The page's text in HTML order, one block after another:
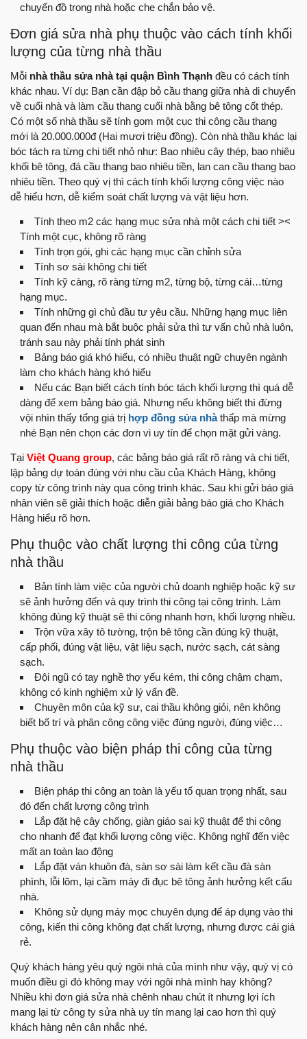
chuyển đồ trong nhà hoặc che chắn bảo vệ.
Đơn giá sửa nhà phụ thuộc vào cách tính khối
lượng của từng nhà thầu
Mỗi nhà thầu sửa nhà tại quận Bình Thạnh đều có cách tính
khác nhau. Ví dụ: Bạn cần đập bỏ cầu thang giữa nhà di chuyển
về cuối nhà và làm cầu thang cuối nhà bằng bê tông cốt thép.
Có một số nhà thầu sẽ tính gom một cục thi công cầu thang
mới là 20.000.000đ (Hai mươi triệu đồng). Còn nhà thầu khác lại
bóc tách ra từng chi tiết nhỏ như: Bao nhiêu cây thép, bao nhiêu
khối bê tông, đá cầu thang bao nhiêu tiền, lan can cầu thang bao
nhiêu tiền. Theo quý vị thì cách tính khối lượng công việc nào
dễ hiểu hơn, dễ kiểm soát chất lượng và vật liệu hơn.
Tính theo m2 các hạng mục sửa nhà một cách chi tiết ><
Tính một cục, không rõ ràng
Tính trọn gói, ghi các hạng mục cần chỉnh sửa
Tính sơ sài không chi tiết
Tính kỹ càng, rõ ràng từng m2, từng bộ, từng cái…từng
hạng mục.
Tính những gì chủ đầu tư yêu cầu. Những hạng mục liên
quan đến nhau mà bắt buộc phải sửa thì tư vấn chủ nhà luôn,
tránh sau này phải tính phát sinh
Bảng báo giá khó hiểu, có nhiều thuật ngữ chuyên ngành
làm cho khách hàng khó hiểu
Nếu các Bạn biết cách tính bóc tách khối lượng thì quá dễ
dàng để xem bảng báo giá. Nhưng nếu không biết thì đừng
vội nhìn thấy tổng giá trị hợp đồng sửa nhàthấp mà mừng
nhé Bạn nên chọn các đơn vi uy tín để chọn mặt gửi vàng.
Tại Việt Quang group, các bảng báo giá rất rõ ràng và chi tiết,
lập bảng dự toán đúng với nhu cầu của Khách Hàng, không
copy từ công trình này qua công trình khác. Sau khi gửi báo giá
nhân viên sẽ giải thích hoặc diễn giải bảng báo giá cho Khách
Hàng hiểu rõ hơn.
Phụ thuộc vào chất lượng thi công của từng
nhà thầu
Bản tính làm việc của người chủ doanh nghiệp hoặc kỹ sư
sẽ ảnh hưởng đến và quy trình thi công tại công trình. Làm
không đúng kỹ thuật sẽ thi công nhanh hơn, khối lượng nhiều.
Trộn vữa xây tô tường, trộn bê tông cần đúng kỹ thuật,
cấp phối, đúng vật liệu, vật liệu sạch, nước sạch, cát sàng
sạch.
Đội ngũ có tay nghề thợ yếu kém, thi công chậm chạm,
không có kinh nghiệm xử lý vấn đề.
Chuyên môn của kỹ sư, cai thầu không giỏi, nên không
biết bố trí và phân công công việc đúng người, đúng việc…
Phụ thuộc vào biện pháp thi công của từng
nhà thầu
Biện pháp thi công an toàn là yếu tố quan trọng nhất, sau
đó đến chất lượng công trình
Lắp đặt hệ cây chống, giàn giáo sai kỹ thuật để thi công
cho nhanh để đạt khối lượng công việc. Không nghĩ đến việc
mất an toàn lao động
Lắp đặt ván khuôn đà, sàn sơ sài làm kết cầu đà sàn
phình, lỗi lõm, lại cầm máy đi đục bê tông ảnh hưởng kết cấu
nhà.
Không sử dụng máy mọc chuyên dụng để áp dụng vào thi
công, kiến thi công không đạt chất lượng, nhưng được cái giá
rẻ.
Quý khách hàng yêu quý ngôi nhà của mình như vậy, quý vị có
muốn điều gì đó không may với ngôi nhà mình hay không?
Nhiều khi đơn giá sửa nhà chênh nhau chút ít nhưng lợi ích
mang lại từ công ty sửa nhà uy tín mang lại cao hơn thì quý
khách hàng nên cân nhắc nhé.